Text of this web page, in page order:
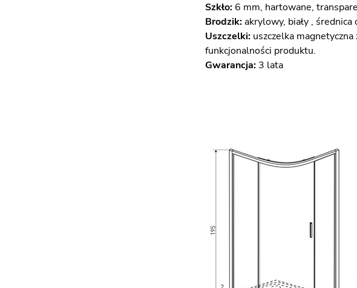
Szkło: 6 mm, hartowane,
Brodzik:akrylowy, biały ,
Uszczelki: uszczelka
funkcjonalności produktu.
Gwarancja: 3 lata